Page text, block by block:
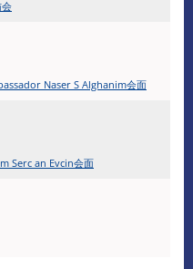
Naser S Alghanim会面
Serc an Evcin会面